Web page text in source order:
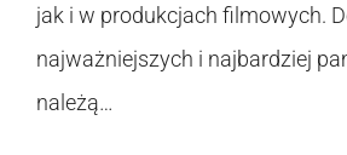
jak i w produkcjach filmowych.
najważniejszych i najbardziej
należą…